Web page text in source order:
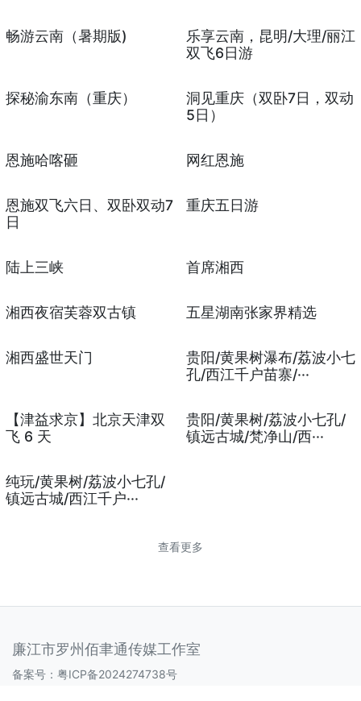
畅游云南（暑期版)
乐享云南，昆明/大理/丽江
双飞6日游
探秘渝东南（重庆）
洞见重庆（双卧7日，双动
5日）
恩施哈喀砸 网红恩施
恩施双飞六日、双卧双动7
日
重庆五日游
陆上三峡 首席湘西
湘西夜宿芙蓉双古镇 五星湖南张家界精选
湘西盛世天门
贵阳/黄果树瀑布/荔波小七
孔/西江千户苗寨/···
【津益求京】北京天津双
飞 6 天
贵阳/黄果树/荔波小七孔/
镇远古城/梵净山/西···
纯玩/黄果树/荔波小七孔/
镇远古城/西江千户···
查看更多
廉江市罗州佰聿通传媒工作室
备案号： 粤ICP备2024274738号